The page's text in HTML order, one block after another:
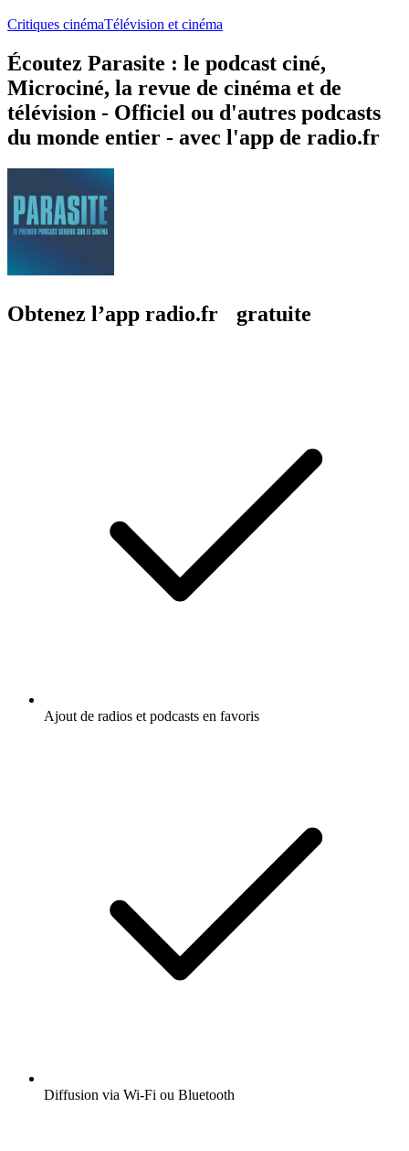
Critiques cinémaTélévision et cinéma
Écoutez Parasite : le podcast ciné,
Microciné, la revue de cinéma et de
télévision - Officiel ou d'autres podcasts
du monde entier - avec l'app de radio.fr
Obtenez l’app radio.fr gratuite
Ajout de radios et podcasts en favoris
Diffusion via Wi-Fi ou Bluetooth